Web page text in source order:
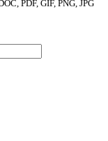
PDF, GIF, PNG, JPG